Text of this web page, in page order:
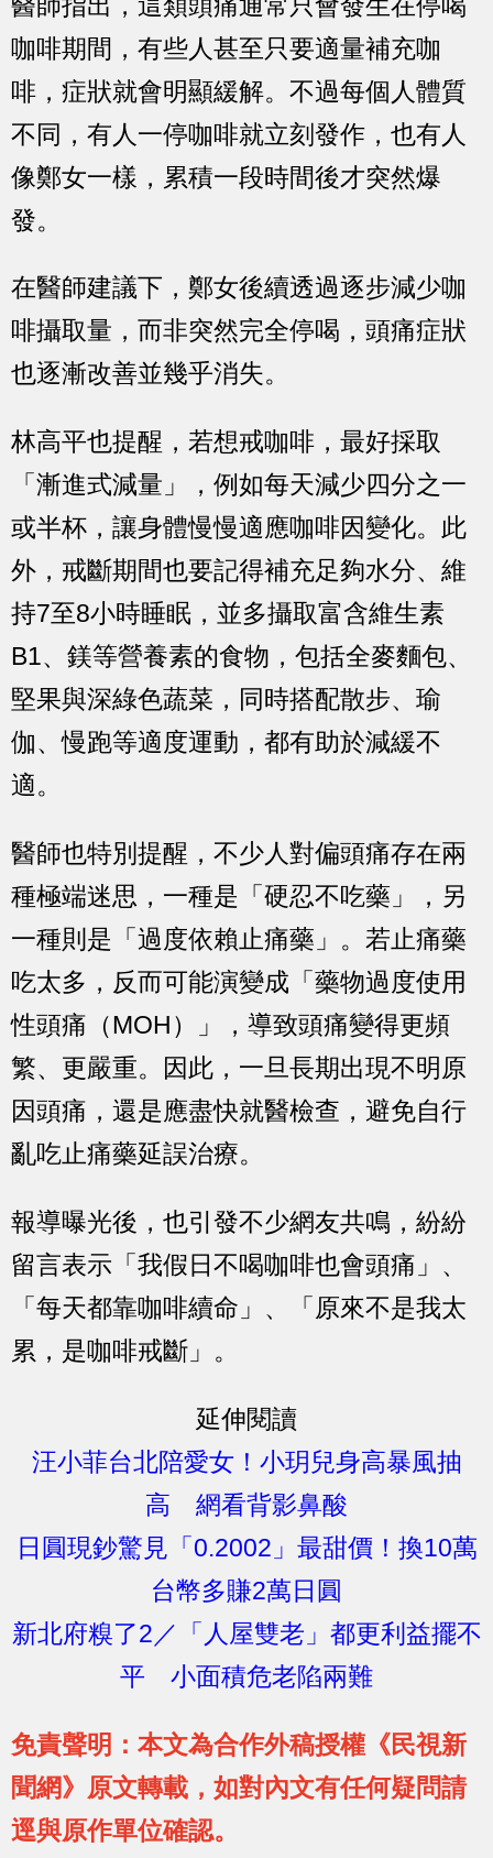
咖啡期間，有些人甚至只要適量補充咖
啡，症狀就會明顯緩解。不過每個人體質
不同，有人一停咖啡就立刻發作，也有人
像鄭女一樣，累積一段時間後才突然爆
發。
在醫師建議下，鄭女後續透過逐步減少咖
啡攝取量，而非突然完全停喝，頭痛症狀
也逐漸改善並幾乎消失。
林高平也提醒，若想戒咖啡，最好採取
「漸進式減量」，例如每天減少四分之一
或半杯，讓身體慢慢適應咖啡因變化。此
外，戒斷期間也要記得補充足夠水分、維
持7至8小時睡眠，並多攝取富含維生素
B1、鎂等營養素的食物，包括全麥麵包、
堅果與深綠色蔬菜，同時搭配散步、瑜
伽、慢跑等適度運動，都有助於減緩不
適。
醫師也特別提醒，不少人對偏頭痛存在兩
種極端迷思，一種是「硬忍不吃藥」，另
一種則是「過度依賴止痛藥」。若止痛藥
吃太多，反而可能演變成「藥物過度使用
性頭痛（MOH）」，導致頭痛變得更頻
繁、更嚴重。因此，一旦長期出現不明原
因頭痛，還是應盡快就醫檢查，避免自行
亂吃止痛藥延誤治療。
報導曝光後，也引發不少網友共鳴，紛紛
留言表示「我假日不喝咖啡也會頭痛」、
「每天都靠咖啡續命」、「原來不是我太
累，是咖啡戒斷」。
延伸閱讀
汪小菲台北陪愛女！小玥兒身高暴風抽
高 網看背影鼻酸
日圓現鈔驚見「0.2002」最甜價！換10萬
台幣多賺2萬日圓
新北府糗了2／「人屋雙老」都更利益擺不
平 小面積危老陷兩難
免責聲明：本文為合作外稿授權《民視新
聞網》原文轉載，如對內文有任何疑問請
逕與原作單位確認。